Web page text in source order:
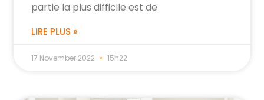
partie la plus difficile est de
LIRE PLUS »
17 November 2022 15h22